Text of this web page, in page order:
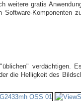
weitere gratis
Komponenten
verdächtigen.
die Helligkeit des